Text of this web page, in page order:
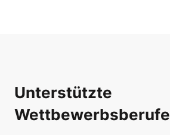
Unterstützte
Wettbewerbsberufe